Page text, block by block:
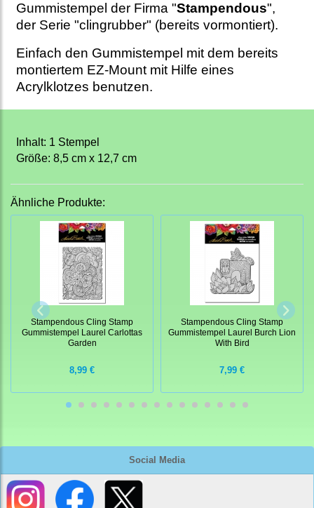
Social Media
Gummistempel der Firma "Stampendous",
der Serie "clingrubber" (bereits vormontiert).
Einfach den Gummistempel mit dem bereits
montiertem EZ-Mount mit Hilfe eines
Acrylklotzes benutzen.
Inhalt: 1 Stempel
Größe: 8,5 cm x 12,7 cm
Ähnliche Produkte:
Stampendous Cling Stamp
Gummistempel Laurel Carlottas
Garden
8,99 €
Stampendous Cling Stamp
Gummistempel Laurel Burch Lion
With Bird
7,99 €